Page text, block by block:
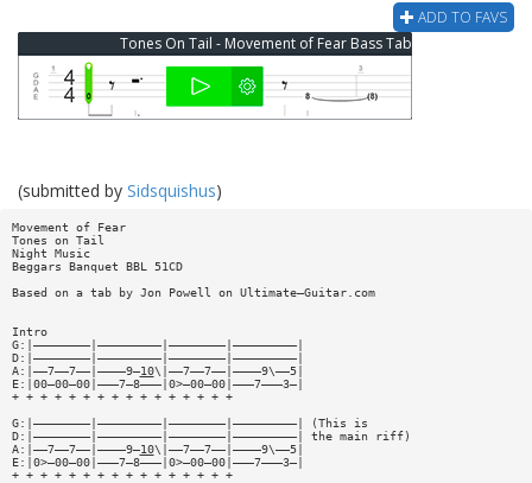
ADD TO FAVS
Tones On Tail - Movement of Fear Bass Tab
(submitted by Sidsquishus)
Movement of Fear
Tones on Tail
Night Music
Beggars Banquet BBL 51CD
Based on a tab by Jon Powell on Ultimate—Guitar.com
Intro
G:|————————|—————————|————————|—————————|
D:|————————|—————————|————————|—————————|
A:|——7——7——|————9—10\|——7——7——|————9\——5|
E:|00—00—00|———7—8———|0>—00—00|———7———3—|
+ + + + + + + + + + + + + + + +
G:|————————|—————————|————————|—————————| (This is
D:|————————|—————————|————————|—————————| the main riff)
A:|——7——7——|————9—10\|——7——7——|————9\——5|
E:|0>—00—00|———7—8———|0>—00—00|———7———3—|
+ + + + + + + + + + + + + + + +